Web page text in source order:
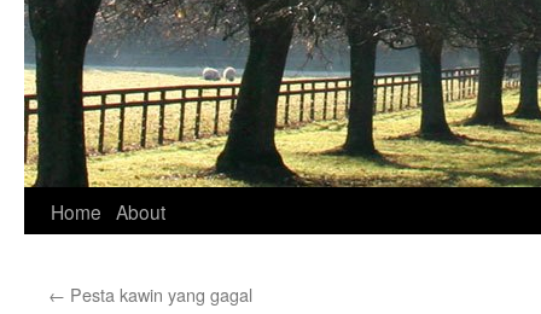
Skip
content
Home About
← Pesta kawin yang gagal